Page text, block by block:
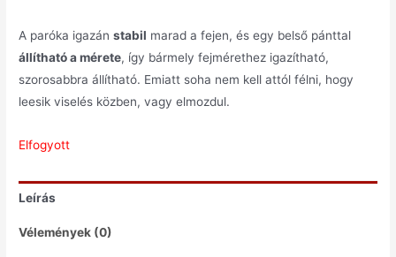
A paróka igazánstabil marad a fejen, és egy belső pánttal
állítható a mérete, így bármely fejmérethez igazítható,
szorosabbra állítható. Emiatt soha nem kell attól félni, hogy
leesik viselés közben, vagy elmozdul.
Elfogyott
Leírás
Vélemények (0)